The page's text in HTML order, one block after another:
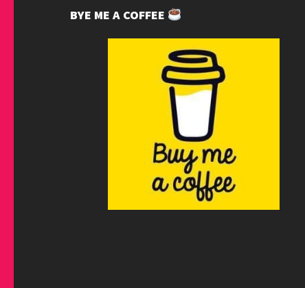
BYE ME A COFFEE